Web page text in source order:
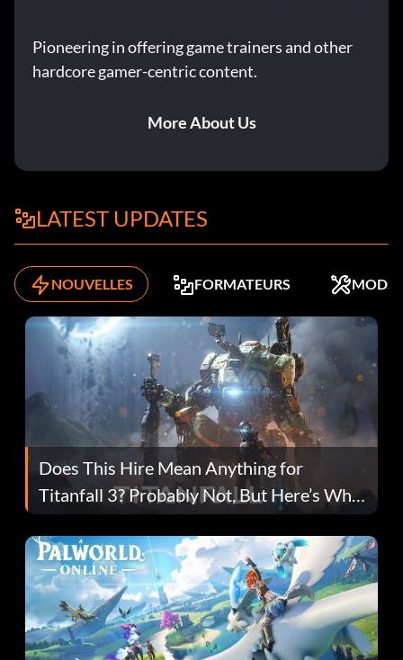
Pioneering in offering game trainers and other
hardcore gamer-centric content.
More About Us
LATEST UPDATES
NOUVELLES FORMATEURS MODS
Does This Hire Mean Anything for
Titanfall 3? Probably Not, But Here’s Why
Fans Are Hopeful